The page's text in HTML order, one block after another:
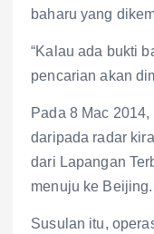
baharu yang
“Kalau ada bukti
pencarian akan
Pada 8 Mac
daripada radar
dari Lapangan
menuju ke Beijing.
Susulan itu,